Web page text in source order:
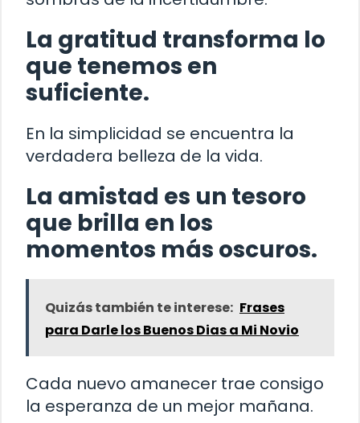
La gratitud transforma lo
que tenemos en
suficiente.
En la simplicidad se encuentra la
verdadera belleza de la vida.
La amistad es un tesoro
que brilla en los
momentos más oscuros.
Quizás también te interese: Frases
para Darle los Buenos Dias a Mi Novio
Cada nuevo amanecer trae consigo
la esperanza de un mejor mañana.